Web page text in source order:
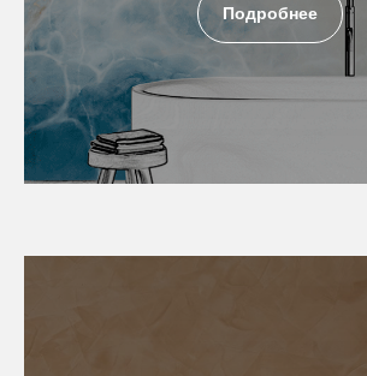
Подробнее